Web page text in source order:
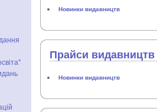
Новинки видавництв
Прайси видавництв
Новинки видавництв